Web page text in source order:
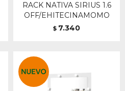
RACK NATIVA SIRIUS 1.6
OFF/EHITECINAMOMO
$ 7.340